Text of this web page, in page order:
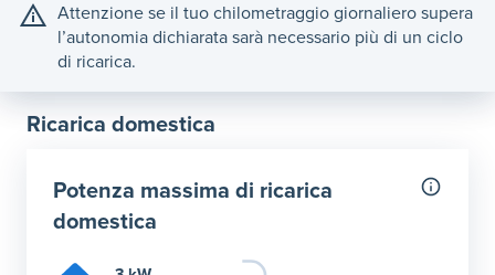
Attenzione se il tuo chilometraggio giornaliero supera
l’autonomia dichiarata sarà necessario più di un ciclo
di ricarica.
Ricarica domestica
Potenza massima di ricarica
domestica